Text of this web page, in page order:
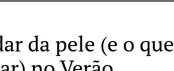
da pele (e o que